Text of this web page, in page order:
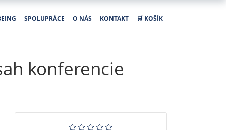
SPOLUPRÁCE O NÁS KONTAKT 🛒 KOŠÍK
konferencie